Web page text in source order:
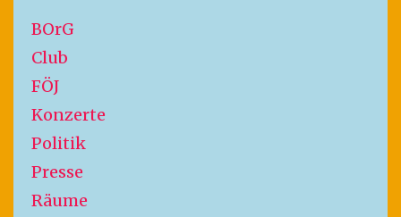
BOrG
Club
FÖJ
Konzerte
Politik
Presse
Räume